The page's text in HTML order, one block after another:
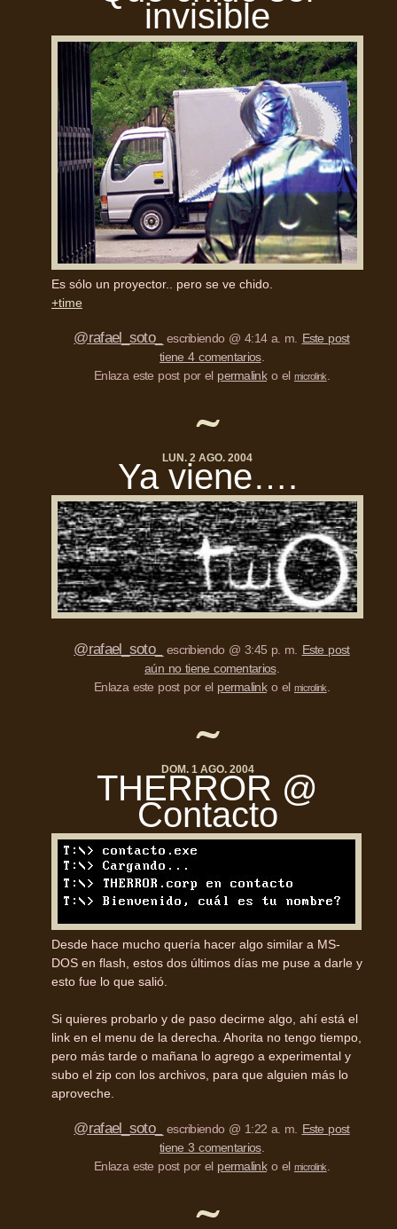
invisible
Es sólo un proyector.. pero se ve chido.
+time
@rafael_soto_ escribiendo @ 4:14 a. m. Este post
tiene 4 comentarios.
Enlaza este post por el permalinko el microlink
LUN. 2 AGO. 2004
Ya viene….
@rafael_soto_ escribiendo @ 3:45 p. m. Este post
aún no tiene comentarios.
Enlaza este post por el permalinko el microlink
DOM. 1 AGO. 2004
THERROR @
Contacto
Desde hace mucho quería hacer algo similar a MS-
DOS en flash, estos dos últimos días me puse a darle y
esto fue lo que salió.
Si quieres probarlo y de paso decirme algo, ahí está el
link en el menu de la derecha. Ahorita no tengo tiempo,
pero más tarde o mañana lo agrego a experimental y
subo el zip con los archivos, para que alguien más lo
aproveche.
@rafael_soto_ escribiendo @ 1:22 a. m. Este post
tiene 3 comentarios.
Enlaza este post por el permalinko el microlink.